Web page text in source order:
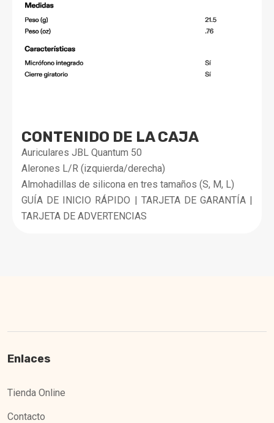
CONTENIDO DE LA CAJA
Auriculares JBL Quantum 50
Alerones L/R (izquierda/derecha)
Almohadillas de silicona en tres tamaños (S, M, L)
GUÍA DE INICIO RÁPIDO | TARJETA DE GARANTÍA |
TARJETA DE ADVERTENCIAS
Enlaces
Tienda Online
Contacto